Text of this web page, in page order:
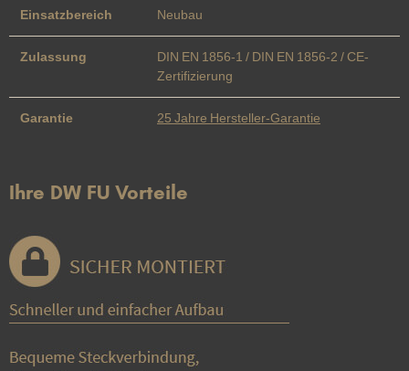
Einsatzbereich Neubau
Zulassung
DIN EN 1856-1 / DIN EN 1856-2 / CE-
Zertifizierung
Garantie 25 Jahre Hersteller-Garantie
Ihre DW FU Vorteile